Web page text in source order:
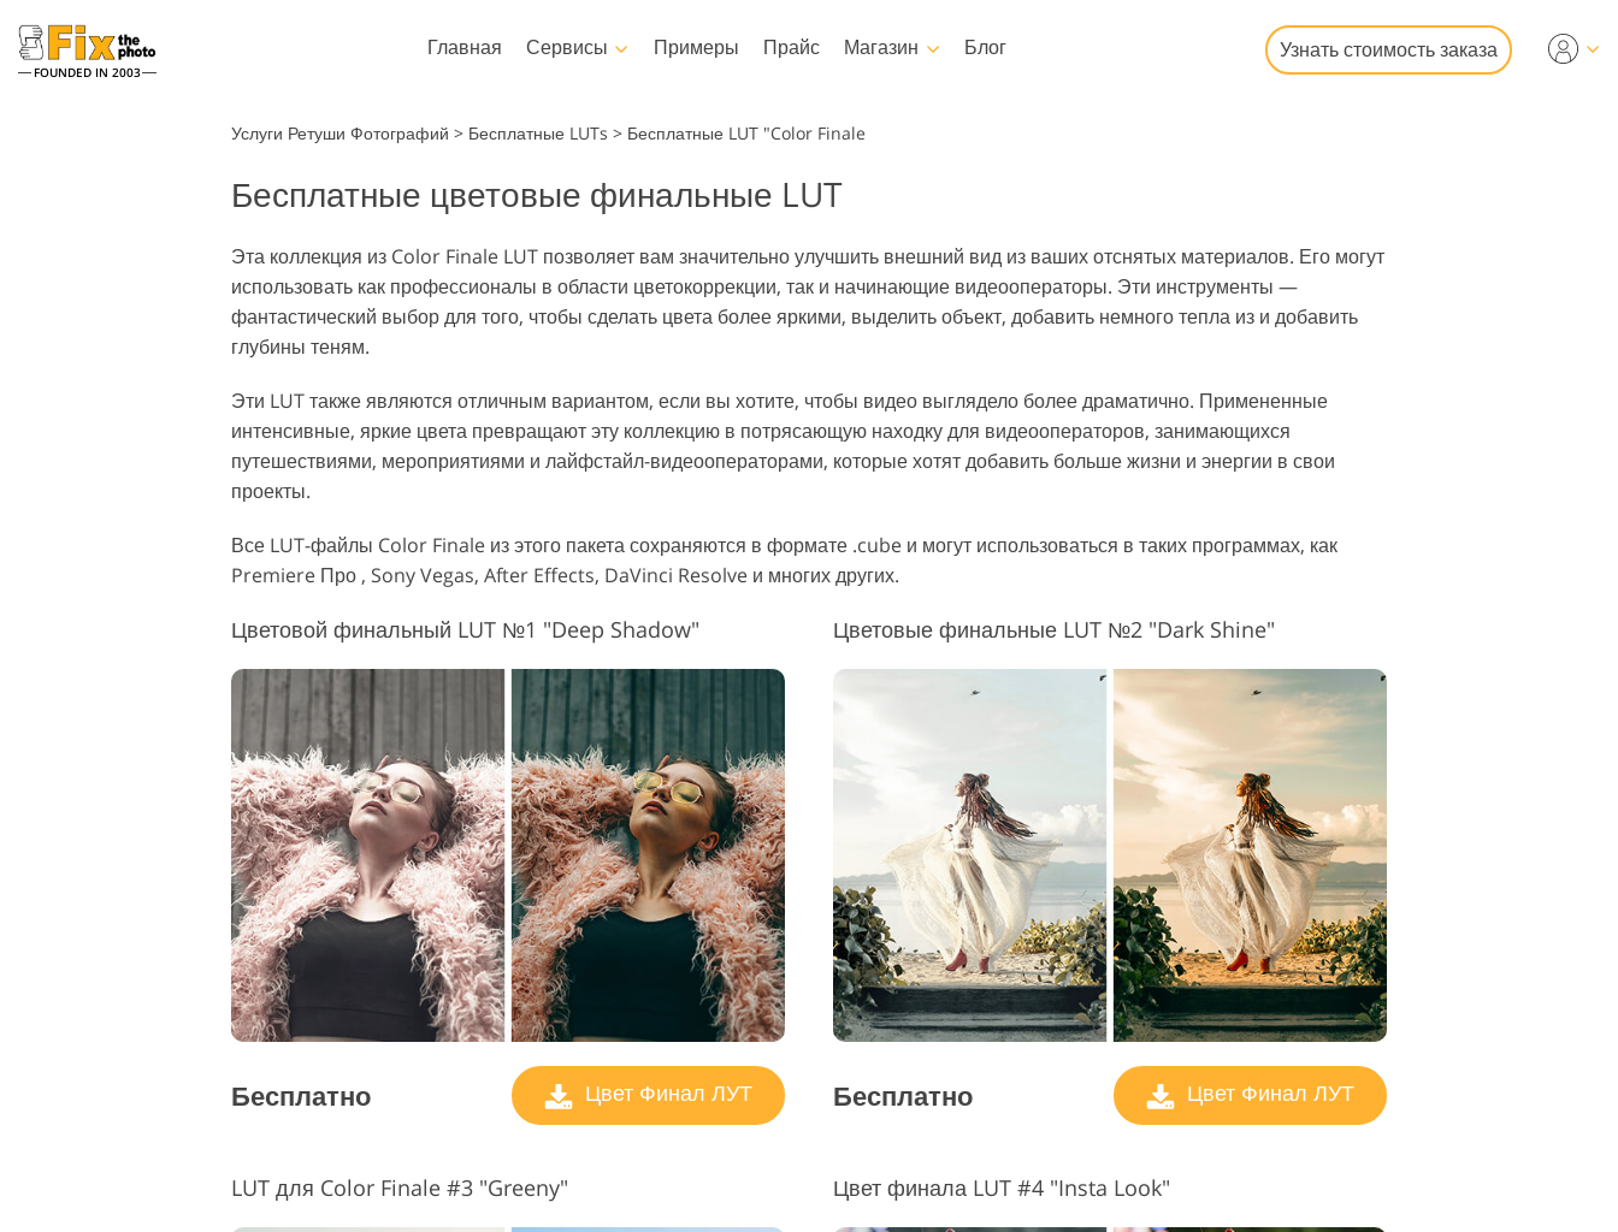
FOUNDED IN 2003
Главная Сервисы
Ретушь Свадебных Фото
Модели одежды, созданные
с помощью ИИ
Сервисы обработки
изображений
Реставрация фотографий
Сервисы ретуши товаров Ретушь ювелирных изделий Данные для обучения ИИ
Примеры Прайс Магазин
Lightroom
Пресеты Lightroom
LR
Пресеты - Лучшее
предложение
Мобильная коллекция
Photoshop
Экшены Photoshop
Фотошоп Оверлейсы
Текстуры Photoshop
Коллекции Фотошоп
Оверлейсов
Templates
Шаблоны
Открытки ко Дню святого
Валентина
Приглашения на свадьбу
Блог Узнать стоимость заказа
Услуги Ретуши Фотографий > Бесплатные LUTs > Бесплатные LUT "Color Finale
Бесплатные цветовые финальные LUT
Эта коллекция из Color Finale LUT позволяет вам значительно улучшить внешний вид из ваших отснятых материалов. Его могут
использовать как профессионалы в области цветокоррекции, так и начинающие видеооператоры. Эти инструменты —
фантастический выбор для того, чтобы сделать цвета более яркими, выделить объект, добавить немного тепла из и добавить
глубины теням.
Эти LUT также являются отличным вариантом, если вы хотите, чтобы видео выглядело более драматично. Примененные
интенсивные, яркие цвета превращают эту коллекцию в потрясающую находку для видеооператоров, занимающихся
путешествиями, мероприятиями и лайфстайл-видеооператорами, которые хотят добавить больше жизни и энергии в свои
проекты.
Все LUT-файлы Color Finale из этого пакета сохраняются в формате .cube и могут использоваться в таких программах, как
Premiere Про , Sony Vegas, After Effects, DaVinci Resolve и многих других.
Цветовой финальный LUT №1 "Deep Shadow"
Бесплатно Цвет Финал ЛУТ
Цветовые финальные LUT №2 "Dark Shine"
Бесплатно Цвет Финал ЛУТ
LUT для Color Finale #3 "Greeny" Цвет финала LUT #4 "Insta Look"